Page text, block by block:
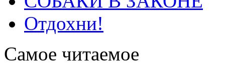
Отдохни!
Самое читаемое